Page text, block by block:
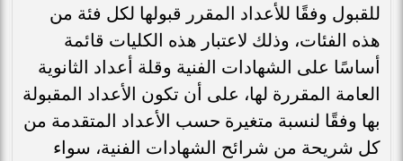
للقبول وفقًا للأعداد المقرر قبولها لكل فئة من
هذه الفئات، وذلك لاعتبار هذه الكليات قائمة
أساسًا على الشهادات الفنية وقلة أعداد الثانوية
العامة المقررة لها، على أن تكون الأعداد المقبولة
بها وفقًا لنسبة متغيرة حسب الأعداد المتقدمة من
كل شريحة من شرائح الشهادات الفنية، سواء